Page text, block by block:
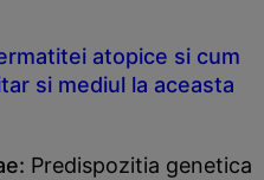
atopice si cum
si mediul la aceasta
Predispozitia genetica